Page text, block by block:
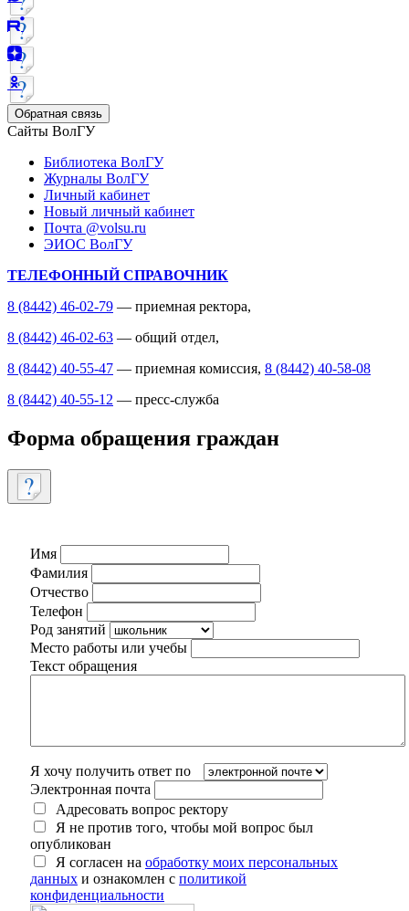
Обратная связь
Сайты ВолГУ
Библиотека ВолГУ
Журналы ВолГУ
Личный кабинет
Новый личный кабинет
Почта @volsu.ru
ЭИОС ВолГУ
ТЕЛЕФОННЫЙ СПРАВОЧНИК
8 (8442) 46-02-79 — приемная ректора,
8 (8442) 46-02-63 — общий отдел,
8 (8442) 40-55-47 — приемная комиссия, 8 (8442) 40-58-08
8 (8442) 40-55-12 — пресс-служба
Форма обращения граждан
Имя
Фамилия
Отчество
Телефон
Род занятий
Место работы или учебы
Текст обращения
Я хочу получить ответ по
Электронная почта
Адресовать вопрос ректору
Я не против того, чтобы мой вопрос был
опубликован
Я согласен на обработку моих персональных
данных и ознакомлен с политикой
конфиденциальности